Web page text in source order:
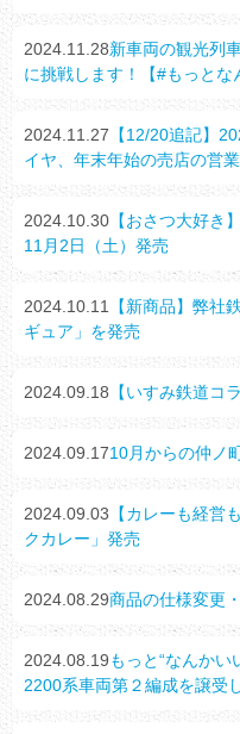
2024.11.28新車両の観光列
に挑戦します！【#もっとな
2024.11.27 【12/20追記】
イヤ、年末年始の売店の営
2024.10.30 【おさつ大好き
11月2日（土）発売
2024.10.11 【新商品】弊社
ギュア」を発売
2024.09.18 【いすみ鉄道コ
2024.09.1710月からの仲ノ
2024.09.03 【カレーも経営
クカレー」発売
2024.08.29商品の仕様変更
2024.08.19もっと“なんか
2200系車両第２編成を譲受